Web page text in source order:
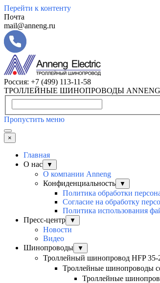
Перейти к контенту
Почта
mail@anneng.ru
Россия: +7 (499) 113-11-58
ТРОЛЛЕЙНЫЕ ШИНОПРОВОДЫ ANNENG
Пропустить меню
×
Главная
О нас
▼
О компании Anneng
Конфиденциальность
▼
Политика обработки
Согласие на обработку
Политика использования
Пресс-центр
▼
Новости
Видео
Шинопроводы
▼
Троллейный шинопровод HFP 35-
Троллейные шинопроводы
Троллейные